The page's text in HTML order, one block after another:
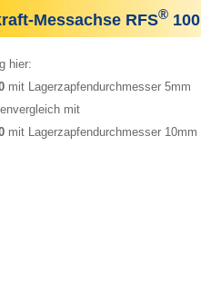
Messachse RFS® 100
hier:
mit Lagerzapfendurchmesser 5mm
mit
mit Lagerzapfendurchmesser 10mm